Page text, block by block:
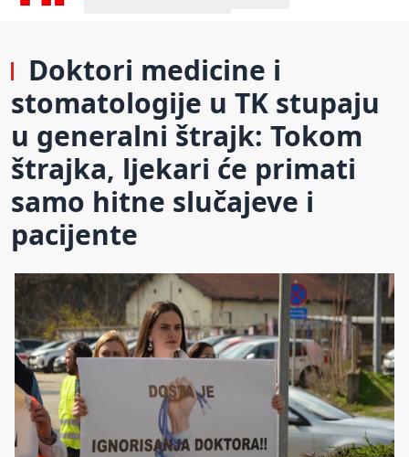
Doktori medicine i
stomatologije u TK stupaju
u generalni štrajk: Tokom
štrajka, ljekari će primati
samo hitne slučajeve i
pacijente